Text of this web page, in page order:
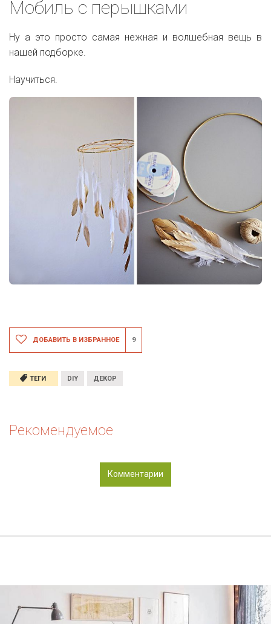
Мобиль с перышками
Ну а это просто самая нежная и волшебная вещь в
нашей подборке.
Научиться.
ДОБАВИТЬ В ИЗБРАННОЕ 9
ТЕГИ DIY ДЕКОР
Рекомендуемое
Комментарии